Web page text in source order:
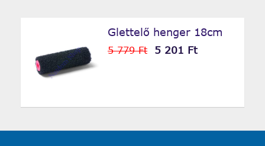
Glettelő henger 18cm
5 779 Ft 5 201 Ft